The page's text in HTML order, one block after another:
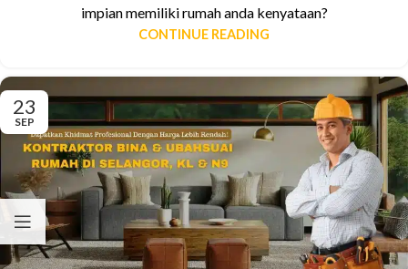
impian memiliki rumah anda kenyataan?
CONTINUE READING
23
SEP